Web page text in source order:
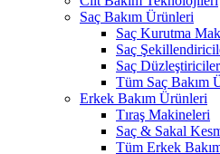
Saç Bakım Ürünleri
Saç Kurutma
Saç
Saç
Tüm Saç Bakım
Erkek Bakım Ürünleri
Tıraş Makineleri
Saç & Sakal
Tüm Erkek